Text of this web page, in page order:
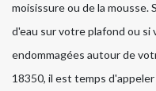
moisissure ou de la mousse.
d'eau sur votre plafond ou si
endommagées autour de
18350, il est temps